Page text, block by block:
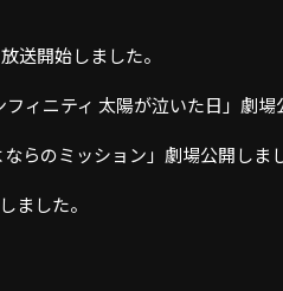
送開始しました。
ィニティ 太陽が泣いた日」劇場
らのミッション」劇場公開しま
ました。